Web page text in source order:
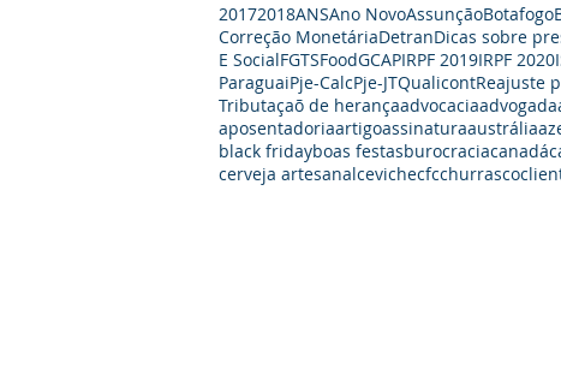
20172018ANSAno NovoAssunçãoBotafogo
Correção MonetáriaDetranDicas sobre
E SocialFGTSFoodGCAPIRPF 2019IRPF 2020
ParaguaiPje-CalcPje-JTQualicontReajuste
Tributaçaõ de herançaadvocaciaadvogada
aposentadoriaartigoassinaturaaustrália
black fridayboas festasburocraciacanadá
cerveja artesanalcevichecfcchurrasco